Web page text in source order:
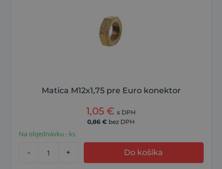
Matica M12x1,75 pre Euro konektor
1,05 € s DPH
0,86 € bez DPH
Na objednávku - ks
- + Do košíka